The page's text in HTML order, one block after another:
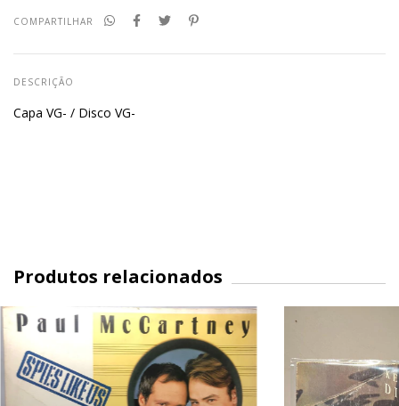
COMPARTILHAR
DESCRIÇÃO
Capa VG- / Disco VG-
Produtos relacionados